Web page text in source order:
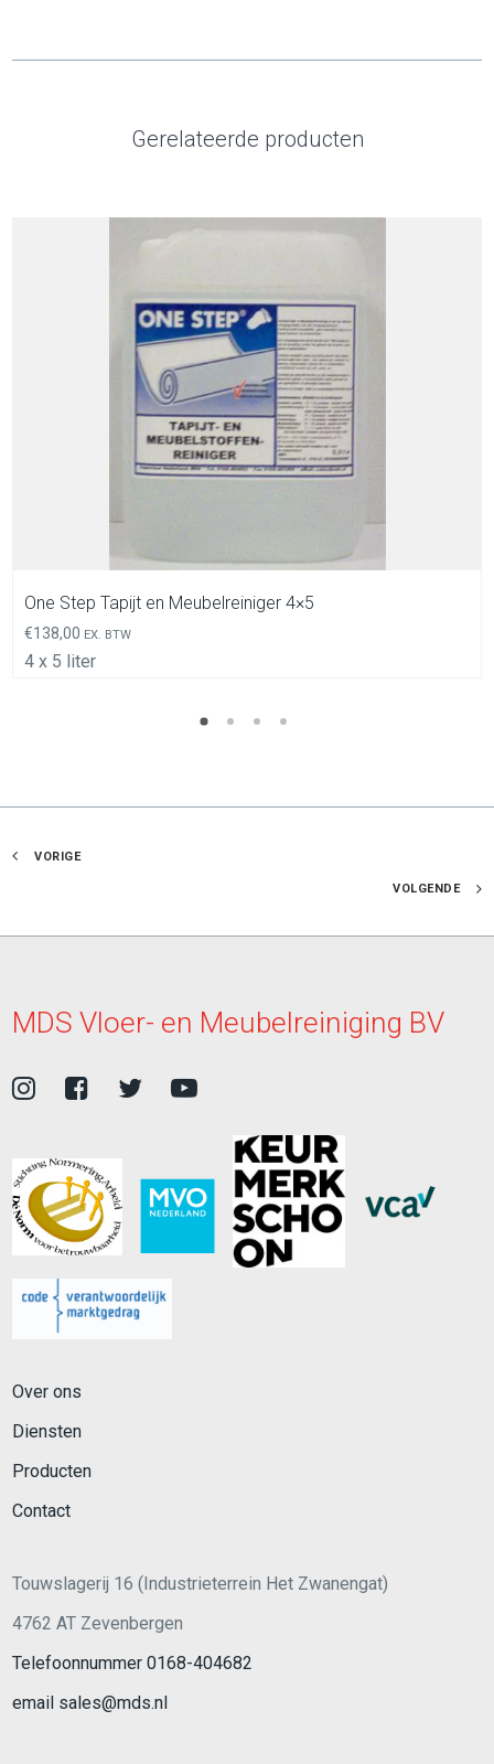
Gerelateerde producten
In Winkelwagen
One Step Tapijt en Meubelreiniger 4×5
€138,00 EX. BTW
4 x 5 liter
VORIGE
VOLGENDE
MDS Vloer- en Meubelreiniging BV
Over ons
Diensten
Producten
Contact
Touwslagerij 16 (Industrieterrein Het Zwanengat)
4762 AT Zevenbergen
Telefoonnummer 0168-404682
email sales@mds.nl